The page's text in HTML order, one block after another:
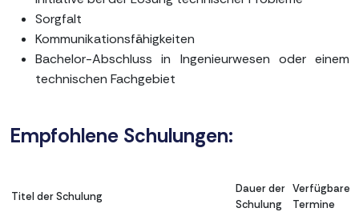
Sorgfalt
Kommunikationsfähigkeiten
Bachelor-Abschluss in Ingenieurwesen oder einem
technischen Fachgebiet
Empfohlene Schulungen:
Titel der Schulung
Dauer der
Schulung
Verfügbare
Termine